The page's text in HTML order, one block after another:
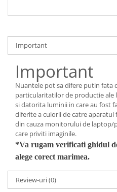
Important
Important
Nuantele pot sa difere putin fata
particularitatilor de productie ale
si datorita luminii in care au fost
diferite a culorii de catre
din cauza monitorului de laptop/
care priviti imaginile.
*Va rugam verificati ghidul
alege corect marimea.
Review-uri(0)